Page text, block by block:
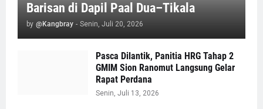
Barisan di Dapil Paal Dua–Tikala
by @Kangbray - Senin, Juli 20, 2026
Pasca Dilantik, Panitia HRG Tahap 2
GMIM Sion Ranomut Langsung Gelar
Rapat Perdana
Senin, Juli 13, 2026